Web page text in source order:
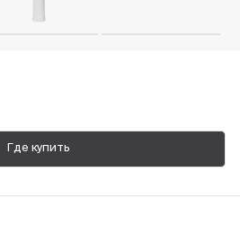
Где купить